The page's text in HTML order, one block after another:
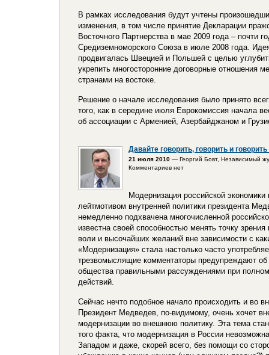
В рамках исследования будут учтены
изменения, в том числе принятие Декларации
Восточного Партнерства в мае 2009 года – почти
Средиземноморского Союза в июле 2008 года.
продвигалась Швецией и Польшей с целью
укрепить многосторонние договорные отношения
странами на востоке.
Решение о начале исследования было принято
того, как в середине июля Еврокомиссия начала
об ассоциации с Арменией, Азербайджаном и
Давайте говорить, говорить и
21 июля 2010 — Георгий Бовт, Независимый
Комментариев нет
Модернизация российской
лейтмотивом внутренней политики президента
немедленно подхвачена многочисленной
известна своей способностью менять точку
воли и высочайших желаний вне зависимости с
«Модернизация» стала настолько часто
трезвомыслящие комментаторы предупреждают об
общества правильными рассуждениями при
действий.
Сейчас нечто подобное начало происходить и во
Президент Медведев, по-видимому, очень хочет
модернизации во внешнюю политику. Эта тема
того факта, что модернизация в России
Западом и даже, скорей всего, без помощи со